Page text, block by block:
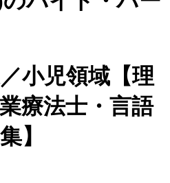
小児領域【理
療法士・言語
】